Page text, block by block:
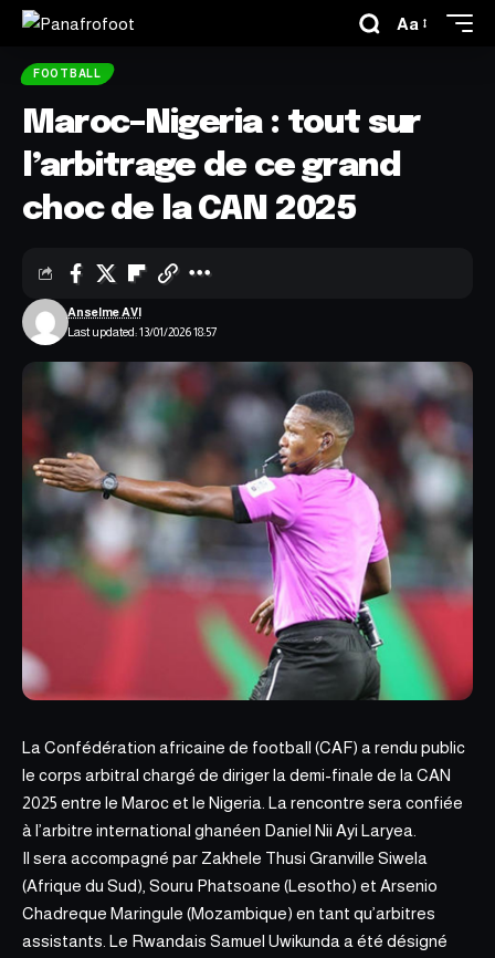
Aa
FOOTBALL
Maroc–Nigeria : tout sur
l’arbitrage de ce grand
choc de la CAN 2025
Last updated: 13/01/2026 18:57
Anselme AVI
La Confédération africaine de football (CAF) a rendu public
le corps arbitral chargé de diriger la demi-finale de la CAN
2025 entre le Maroc et le Nigeria. La rencontre sera confiée
à l’arbitre international ghanéen Daniel Nii Ayi Laryea.
Il sera accompagné par Zakhele Thusi Granville Siwela
(Afrique du Sud), Souru Phatsoane (Lesotho) et Arsenio
Chadreque Maringule (Mozambique) en tant qu’arbitres
assistants. Le Rwandais Samuel Uwikunda a été désigné